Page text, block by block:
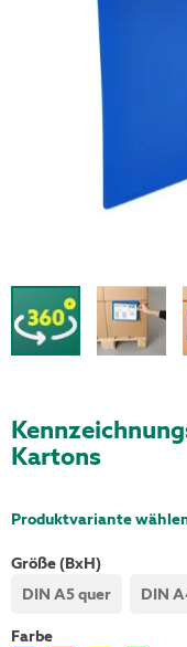
Kartons
Produktvariante
Größe (BxH)
DIN A5 quer
DIN
Farbe